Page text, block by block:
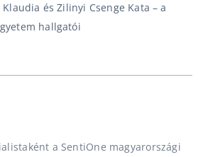
és Zilinyi Csenge Kata – a
hallgatói
a SentiOne magyarországi